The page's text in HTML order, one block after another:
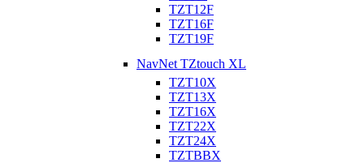
TZT12F
TZT16F
TZT19F
NavNet TZtouch XL
TZT10X
TZT13X
TZT16X
TZT22X
TZT24X
TZTBBX